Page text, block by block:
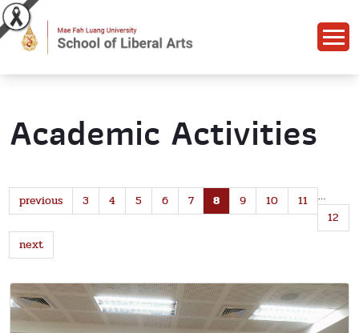
Academic Activities
previous …
3 4 5 6 7 8 9 10
11
12
next